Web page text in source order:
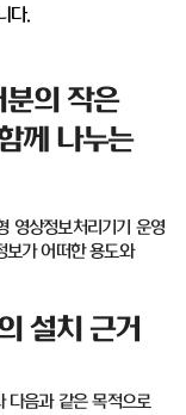
다.
의 작은
께 나누는
영상정보처리기기 운영
보가 어떠한 용도와
설치 근거
다음과 같은 목적으로